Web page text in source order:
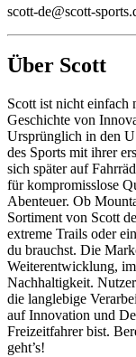
scott-de@scott-
Über Scott
Scott ist nicht einfach
Geschichte von
Ursprünglich in den
des Sports mit ihrer
sich später auf
für kompromisslose
Abenteuer. Ob
Sortiment von Scott
extreme Trails oder
du brauchst. Die
Weiterentwicklung,
Nachhaltigkeit.
die langlebige
auf Innovation und
Freizeitfahrer bist.
geht’s!